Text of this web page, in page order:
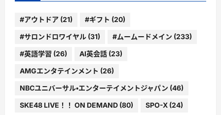
#アウトドア (21) #ギフト (20)
#サロンドロワイヤル (31) #ムームードメイン (233)
#英語学習 (26) AI英会話 (23)
AMGエンタテインメント (26)
NBCユニバーサル・エンターテイメントジャパン (46)
SKE48 LIVE！！ ON DEMAND (80) SPO-X (24)